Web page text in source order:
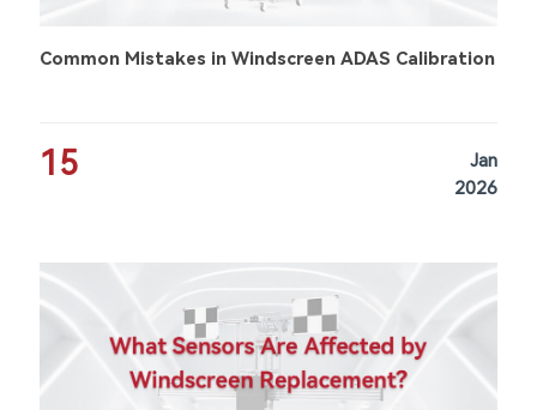
Common Mistakes in Windscreen ADAS Calibration
15
Jan
2026